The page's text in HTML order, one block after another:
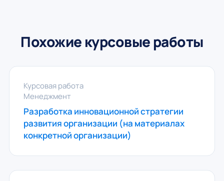
Похожие курсовые работы
Курсовая работа
Менеджмент
Разработка инновационной стратегии
развития организации (на материалах
конкретной организации)